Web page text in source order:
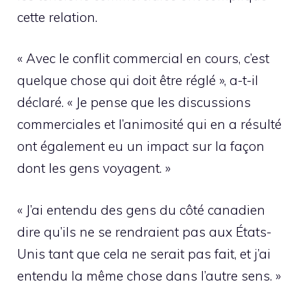
cette relation.
« Avec le conflit commercial en cours, c’est
quelque chose qui doit être réglé », a-t-il
déclaré. « Je pense que les discussions
commerciales et l’animosité qui en a résulté
ont également eu un impact sur la façon
dont les gens voyagent. »
« J’ai entendu des gens du côté canadien
dire qu’ils ne se rendraient pas aux États-
Unis tant que cela ne serait pas fait, et j’ai
entendu la même chose dans l’autre sens. »